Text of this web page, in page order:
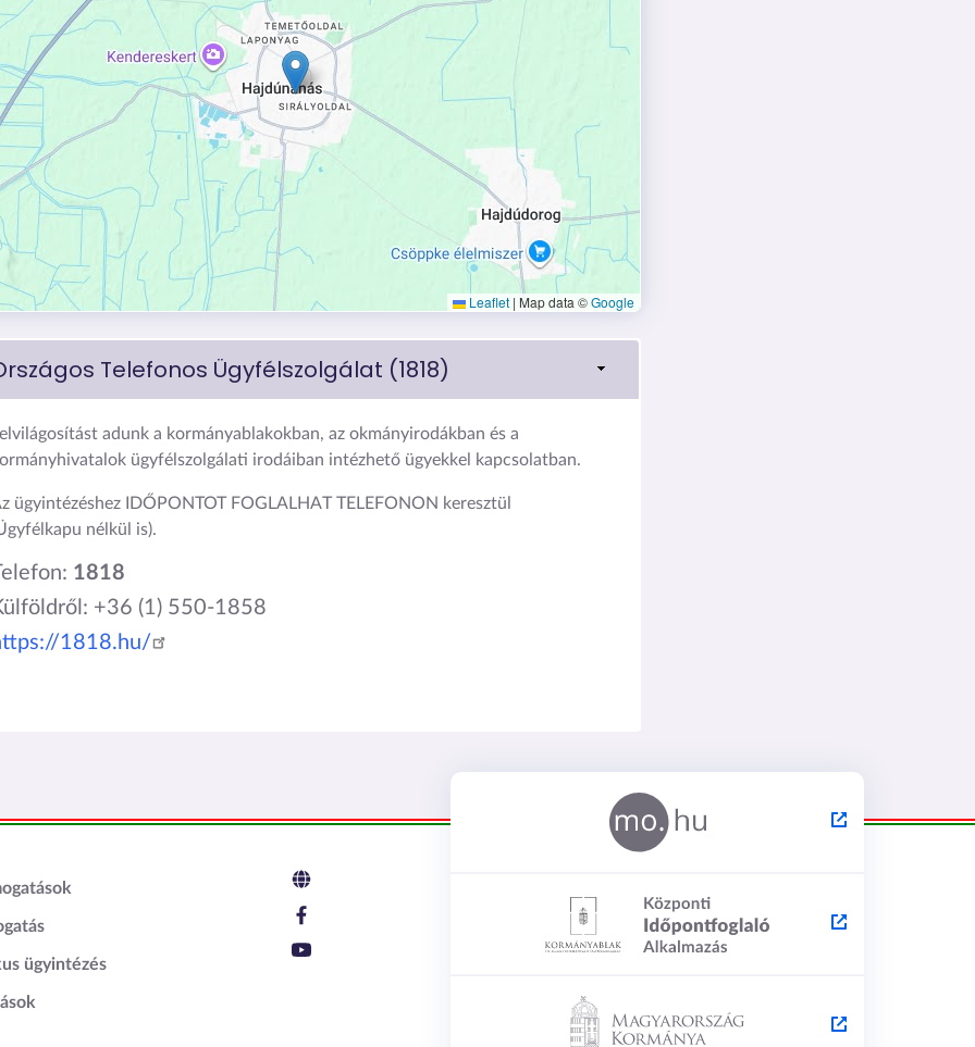
Leaflet | Map data ©Google
Telefonos Ügyfélszolgálat (1818)
adunk a kormányablakokban, az okmányirodákban és a
ügyfélszolgálati irodáiban intézhető ügyekkel kapcsolatban.
ügyintézéshez IDŐPONTOT FOGLALHAT TELEFONON keresztül
nélkül is).
1818
+36 (1) 550-1858
1818.hu/
ügyintézés